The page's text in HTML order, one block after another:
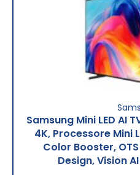
Samsung Mini LED AI
4K, Processore Mini
Color Booster,
Design, Vision